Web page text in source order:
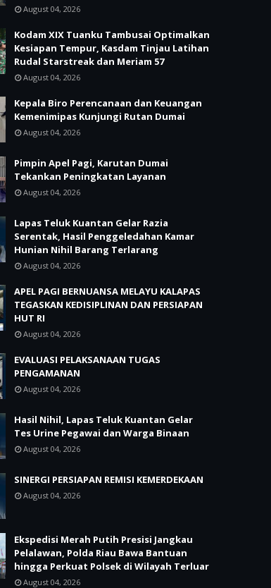
August 04, 2026
Kodam XIX Tuanku Tambusai Optimalkan
Kesiapan Tempur, Kasdam Tinjau Latihan
Rudal Starstreak dan Meriam 57
August 04, 2026
Kepala Biro Perencanaan dan Keuangan
Kemenimipas Kunjungi Rutan Dumai
August 04, 2026
Pimpin Apel Pagi, Karutan Dumai
Tekankan Peningkatan Layanan
August 04, 2026
Lapas Teluk Kuantan Gelar Razia
Serentak, Hasil Penggeledahan Kamar
Hunian Nihil Barang Terlarang
August 04, 2026
APEL PAGI BERNUANSA MELAYU KALAPAS
TEGASKAN KEDISIPLINAN DAN PERSIAPAN
HUT RI
August 04, 2026
EVALUASI PELAKSANAAN TUGAS
PENGAMANAN
August 04, 2026
Hasil Nihil, Lapas Teluk Kuantan Gelar
Tes Urine Pegawai dan Warga Binaan
August 04, 2026
SINERGI PERSIAPAN REMISI KEMERDEKAAN
August 04, 2026
Ekspedisi Merah Putih Presisi Jangkau
Pelalawan, Polda Riau Bawa Bantuan
hingga Perkuat Polsek di Wilayah Terluar
August 04, 2026